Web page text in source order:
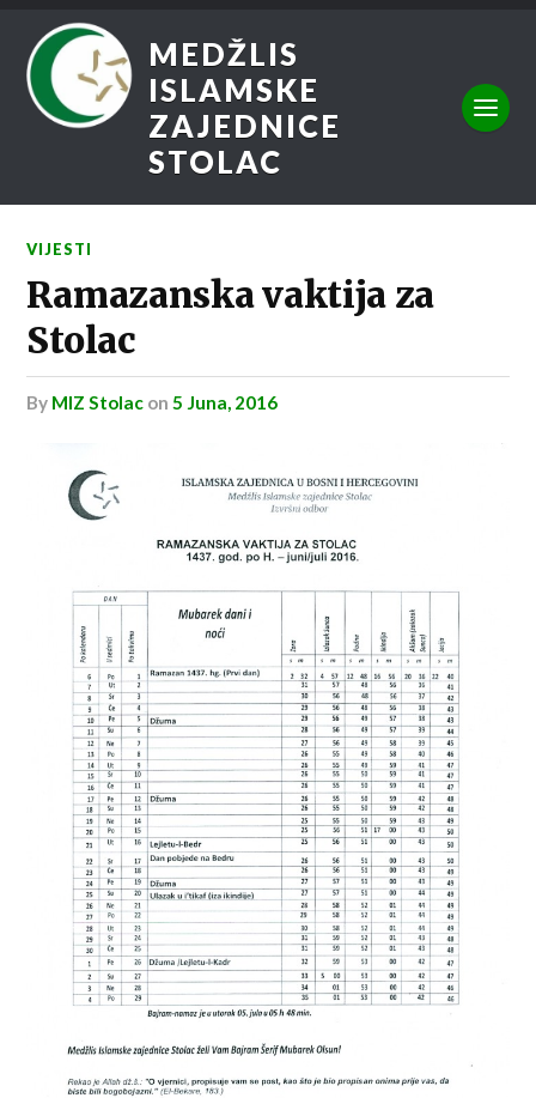
MEDŽLIS
ISLAMSKE
ZAJEDNICE
STOLAC
VIJESTI
Ramazanska vaktija za
Stolac
by MIZ Stolac on5 Juna, 2016